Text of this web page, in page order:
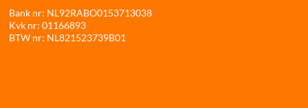
Bank nr: NL92RABO0153713038
Kvk nr: 01166893
BTW nr: NL821523739B01